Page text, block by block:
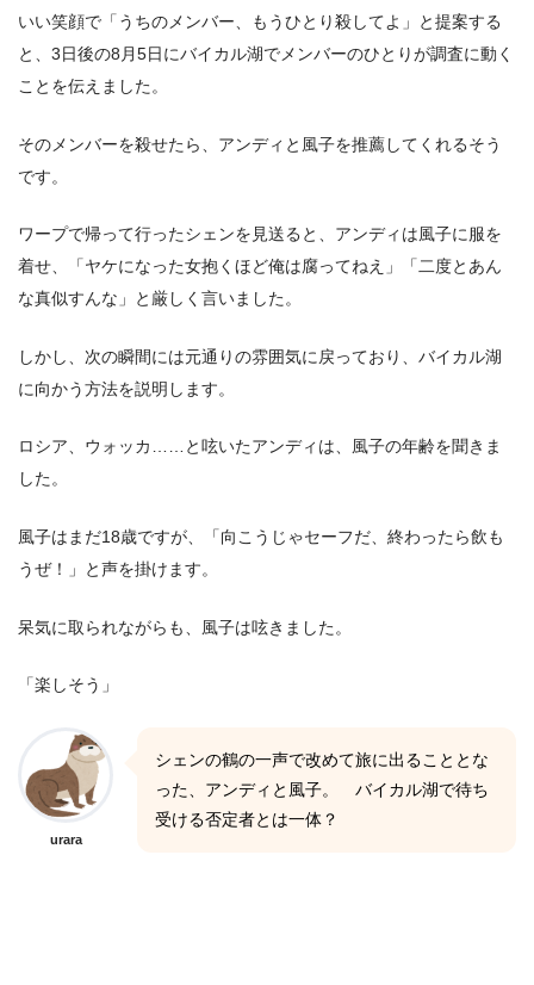
いい笑顔で「うちのメンバー、もうひとり殺してよ」と提案する
と、3日後の8月5日にバイカル湖でメンバーのひとりが調査に動く
ことを伝えました。
そのメンバーを殺せたら、アンディと風子を推薦してくれるそう
です。
ワープで帰って行ったシェンを見送ると、アンディは風子に服を
着せ、「ヤケになった女抱くほど俺は腐ってねえ」「二度とあん
な真似すんな」と厳しく言いました。
しかし、次の瞬間には元通りの雰囲気に戻っており、バイカル湖
に向かう方法を説明します。
ロシア、ウォッカ……と呟いたアンディは、風子の年齢を聞きま
した。
風子はまだ18歳ですが、「向こうじゃセーフだ、終わったら飲も
うぜ！」と声を掛けます。
呆気に取られながらも、風子は呟きました。
「楽しそう」
urara
シェンの鶴の一声で改めて旅に出ることとな
った、アンディと風子。 バイカル湖で待ち
受ける否定者とは一体？